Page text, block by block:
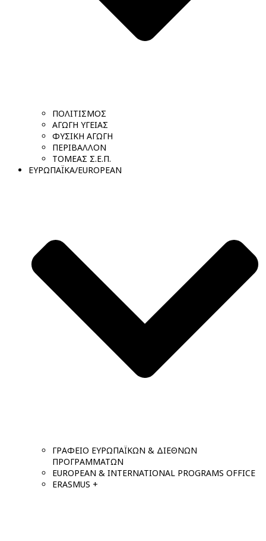
ΠΟΛΙΤΙΣΜΟΣ
ΑΓΩΓΗ ΥΓΕΙΑΣ
ΦΥΣΙΚΗ ΑΓΩΓΗ
ΠΕΡΙΒΑΛΛΟΝ
ΤΟΜΕΑΣ Σ.Ε.Π.
ΕΥΡΩΠΑΪΚΑ/EUROPEAN
ΓΡΑΦΕΙΟ ΕΥΡΩΠΑΪΚΩΝ & ΔΙΕΘΝΩΝ
ΠΡΟΓΡΑΜΜΑΤΩΝ
EUROPEAN & INTERNATIONAL PROGRAMS OFFICE
ERASMUS +